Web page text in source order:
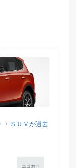
・ＳＵＶが過去
エコカー